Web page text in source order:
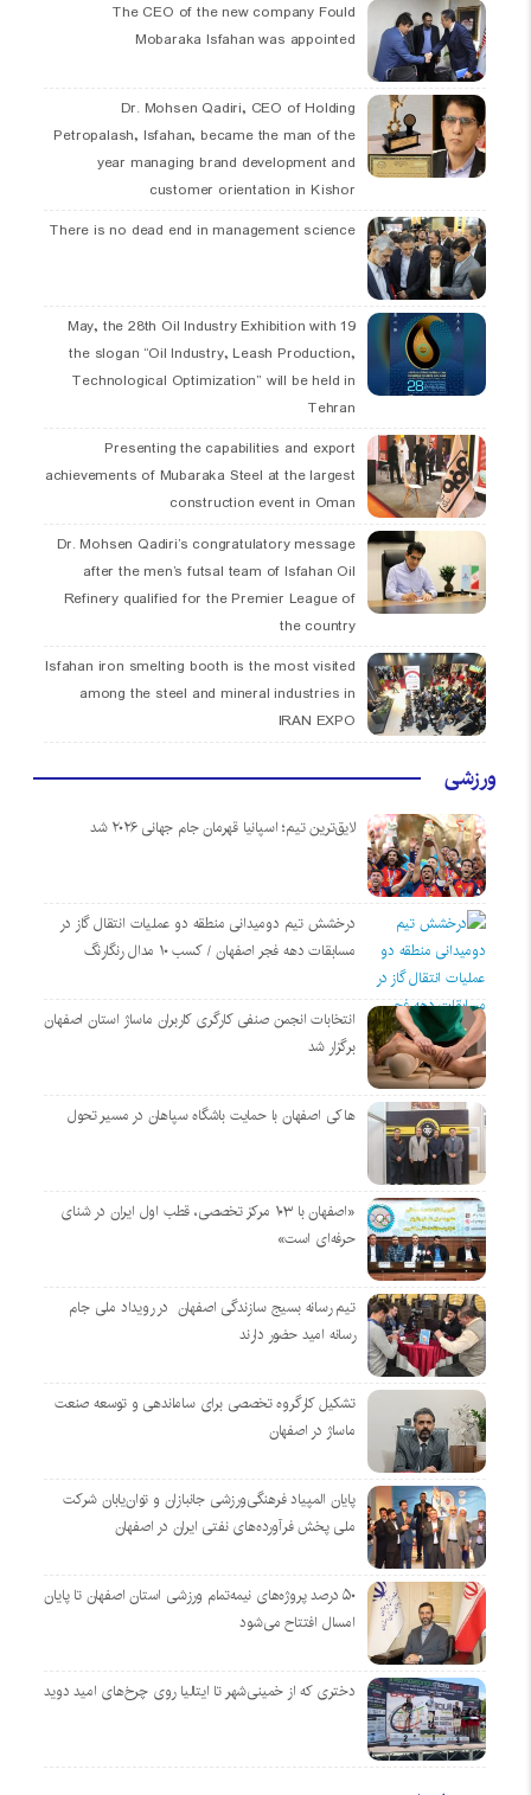
The CEO of the new company Fould
Mobaraka Isfahan was appointed
Dr. Mohsen Qadiri, CEO of Holding
Petropalash, Isfahan, became the man of the
year managing brand development and
customer orientation in Kishor
There is no dead end in management science
19 May, the 28th Oil Industry Exhibition with
the slogan “Oil Industry, Leash Production,
Technological Optimization” will be held in
Tehran
Presenting the capabilities and export
achievements of Mubaraka Steel at the largest
construction event in Oman
Dr. Mohsen Qadiri’s congratulatory message
after the men’s futsal team of Isfahan Oil
Refinery qualified for the Premier League of
the country
Isfahan iron smelting booth is the most visited
among the steel and mineral industries in
IRAN EXPO
ورزشی
لایق‌ترین تیم؛ اسپانیا قهرمان جام جهانی ۲۰۲۶ شد
درخشش تیم دومیدانی منطقه دو عملیات انتقال گاز در
مسابقات دهه فجر اصفهان / کسب ۱۰ مدال رنگارنگ
انتخابات انجمن صنفی کارگری کاربران ماساژ استان اصفهان
برگزار شد
هاکی اصفهان با حمایت باشگاه سپاهان در مسیر تحول
«اصفهان با ۱۰۳ مرکز تخصصی، قطب اول ایران در شنای
حرفه‌ای است»
تیم رسانه بسیج سازندگی اصفهان در رویداد ملی جام
رسانه امید حضور دارند
تشکیل کارگروه تخصصی برای ساماندهی و توسعه صنعت
ماساژ در اصفهان
پایان المپیاد فرهنگی‌ورزشی جانبازان و توان‌یابان شرکت
ملی پخش فرآورده‌های نفتی ایران در اصفهان
۵۰ درصد پروژه‌های نیمه‌تمام ورزشی استان اصفهان تا پایان
امسال افتتاح می‌شود
دختری که از خمینی‌شهر تا ایتالیا روی چرخ‌های امید دوید